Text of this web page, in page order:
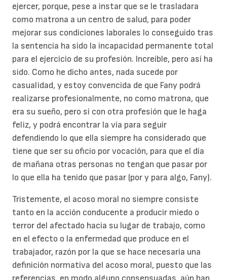
ejercer, porque, pese a instar que se le trasladara
como matrona a un centro de salud, para poder
mejorar sus condiciones laborales lo conseguido tras
la sentencia ha sido la incapacidad permanente total
para el ejercicio de su profesión. Increíble, pero así ha
sido. Como he dicho antes, nada sucede por
casualidad, y estoy convencida de que Fany podrá
realizarse profesionalmente, no como matrona, que
era su sueño, pero sí con otra profesión que le haga
feliz, y podrá encontrar la vía para seguir
defendiendo lo que ella siempre ha considerado que
tiene que ser su oficio por vocación, para que el día
de mañana otras personas no tengan que pasar por
lo que ella ha tenido que pasar (por y para algo, Fany).
Tristemente, el acoso moral no siempre consiste
tanto en la acción conducente a producir miedo o
terror del afectado hacia su lugar de trabajo, como
en el efecto o la enfermedad que produce en el
trabajador, razón por la que se hace necesaria una
definición normativa del acoso moral, puesto que las